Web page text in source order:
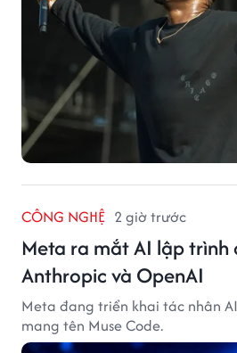
CÔNG NGHỆ 2 giờ trước
Meta ra mắt AI lập trình
Anthropic và OpenAI
Meta đang triển khai tác nhân
mang tên Muse Code.